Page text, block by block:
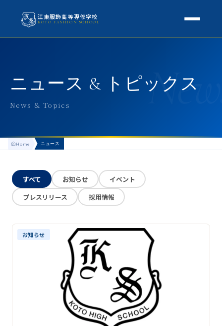
江東服飾高等専修学校
KOTO FASHION SCHOOL
アクセス
よくある質問
スクールライフ
生徒の1日
KOTO COLLECTION
卒業生インタビュー
募集要項
学費・助成金
推薦制度
転入学・編入学
オープンキャンパス
ニュース & トピックス
News & Topics
Home ニュース
すべて お知らせ
イベント
プレスリリース
採用情報
お知らせ